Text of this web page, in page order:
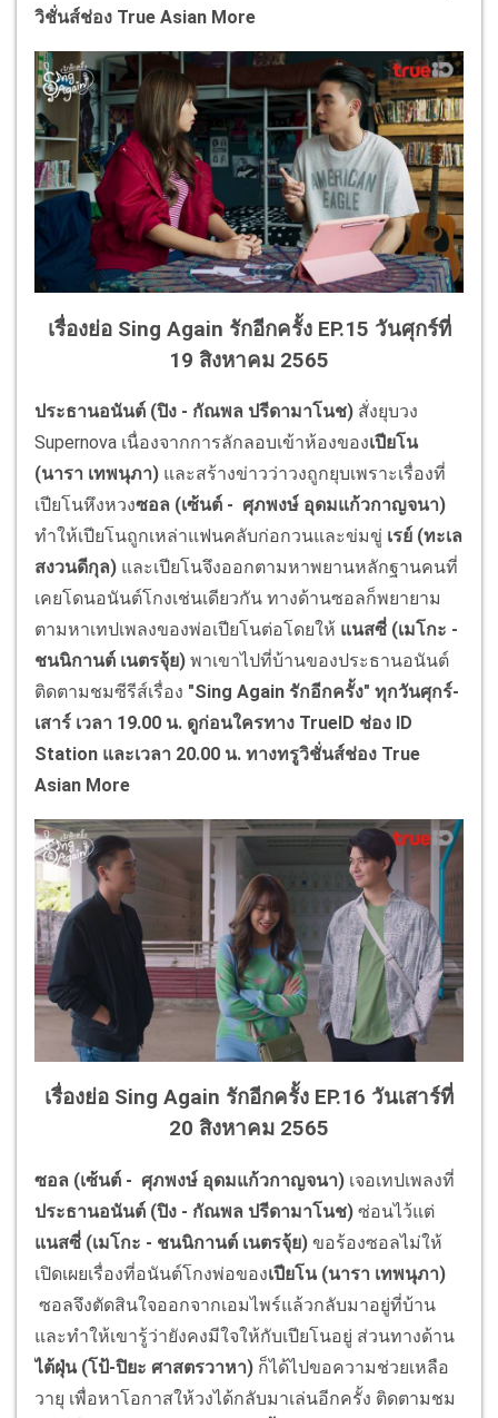
วิชั่นส์ช่อง True Asian More
เรื่องย่อ Sing Again รักอีกครั้ง EP.15 วันศุกร์ที่
19 สิงหาคม 2565
ประธานอนันต์ (ปิง - กัณพล ปรีดามาโนช) สั่งยุบวง
Supernova เนื่องจากการลักลอบเข้าห้องของเปียโน
(นารา เทพนุภา) และสร้างข่าวว่าวงถูกยุบเพราะเรื่องที่
เปียโนหึงหวงซอล (เซ้นต์ - ศุภพงษ์ อุดมแก้วกาญจนา)
ทำให้เปียโนถูกเหล่าแฟนคลับก่อกวนและข่มขู่ เรย์ (ทะเล
สงวนดีกุล) และเปียโนจึงออกตามหาพยานหลักฐานคนที่
เคยโดนอนันต์โกงเช่นเดียวกัน ทางด้านซอลก็พยายาม
ตามหาเทปเพลงของพ่อเปียโนต่อโดยให้ แนสซี่ (เมโกะ -
ชนนิกานต์ เนตรจุ้ย) พาเขาไปที่บ้านของประธานอนันต์
ติดตามชมซีรีส์เรื่อง "Sing Again รักอีกครั้ง" ทุกวันศุกร์-
เสาร์ เวลา 19.00 น. ดูก่อนใครทาง TrueID ช่อง ID
Station และเวลา 20.00 น. ทางทรูวิชั่นส์ช่อง True
Asian More
เรื่องย่อ Sing Again รักอีกครั้ง EP.16 วันเสาร์ที่
20 สิงหาคม 2565
ซอล (เซ้นต์ - ศุภพงษ์ อุดมแก้วกาญจนา) เจอเทปเพลงที่
ประธานอนันต์ (ปิง - กัณพล ปรีดามาโนช) ซ่อนไว้แต่
แนสซี่ (เมโกะ - ชนนิกานต์ เนตรจุ้ย) ขอร้องซอลไม่ให้
เปิดเผยเรื่องที่อนันต์โกงพ่อของเปียโน (นารา เทพนุภา)
ซอลจึงตัดสินใจออกจากเอมไพร์แล้วกลับมาอยู่ที่บ้าน
และทำให้เขารู้ว่ายังคงมีใจให้กับเปียโนอยู่ ส่วนทางด้าน
ไต้ฝุ่น (โป้-ปิยะ ศาสตรวาหา) ก็ได้ไปขอความช่วยเหลือ
วายุ เพื่อหาโอกาสให้วงได้กลับมาเล่นอีกครั้ง ติดตามชม